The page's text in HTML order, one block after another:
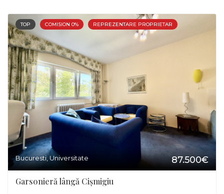
TOP COMISION 0% REPREZENTARE PROPRIETAR
Bucuresti, Universitate 87.500€
Garsonieră lângă Cișmigiu